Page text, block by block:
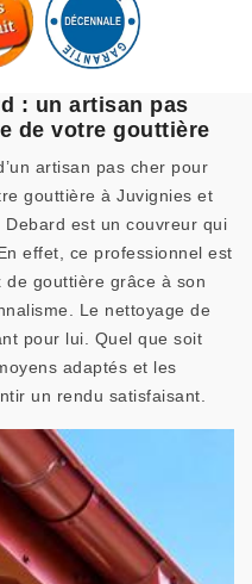
: un artisan pas
de votre gouttière
artisan pas cher pour
gouttière à Juvignies et
est un couvreur qui
effet, ce professionnel est
gouttière grâce à son
Le nettoyage de
pour lui. Quel que soit
adaptés et les
un rendu satisfaisant.